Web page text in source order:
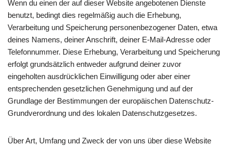
Wenn du einen der auf dieser Website angebotenen Dienste
benutzt, bedingt dies regelmäßig auch die Erhebung,
Verarbeitung und Speicherung personenbezogener Daten, etwa
deines Namens, deiner Anschrift, deiner E-Mail-Adresse oder
Telefonnummer. Diese Erhebung, Verarbeitung und Speicherung
erfolgt grundsätzlich entweder aufgrund deiner zuvor
eingeholten ausdrücklichen Einwilligung oder aber einer
entsprechenden gesetzlichen Genehmigung und auf der
Grundlage der Bestimmungen der europäischen Datenschutz-
Grundverordnung und des lokalen Datenschutzgesetzes.
Über Art, Umfang und Zweck der von uns über diese Website